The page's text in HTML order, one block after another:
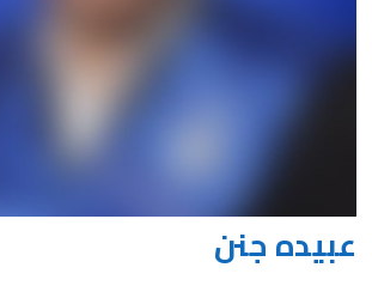
عبيده جنن